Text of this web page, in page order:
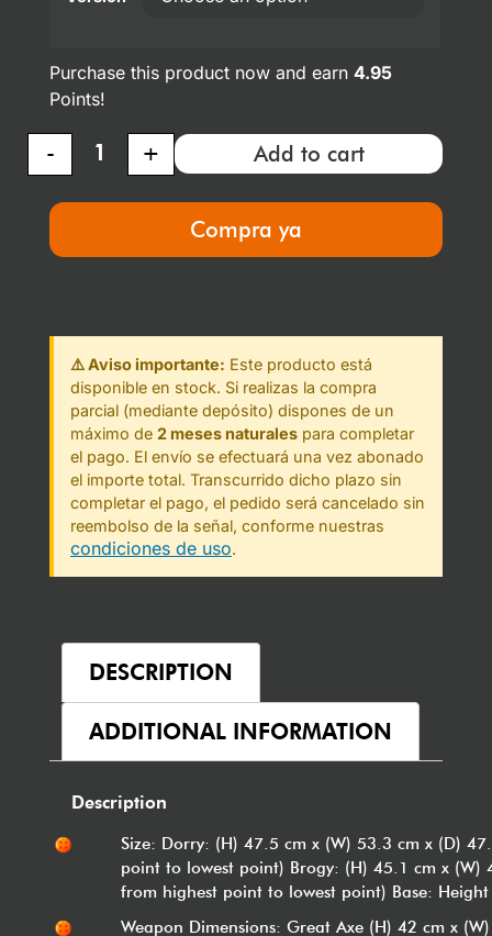
Purchase this product now and earn 4.95
Points!
- + Add to cart
Compra ya
⚠️ Aviso importante: Este producto está
disponible en stock. Si realizas la compra
parcial (mediante depósito) dispones de un
máximo de 2 meses naturales para completar
el pago. El envío se efectuará una vez abonado
el importe total. Transcurrido dicho plazo sin
completar el pago, el pedido será cancelado sin
reembolso de la señal, conforme nuestras
condiciones de uso.
DESCRIPTION
ADDITIONAL INFORMATION
Description
Size: Dorry: (H) 47.5 cm x (W) 53.3 cm x (D)
point to lowest point) Brogy: (H) 45.1 cm x
from highest point to lowest point) Base:
Weapon Dimensions: Great Axe (H) 42 cm x